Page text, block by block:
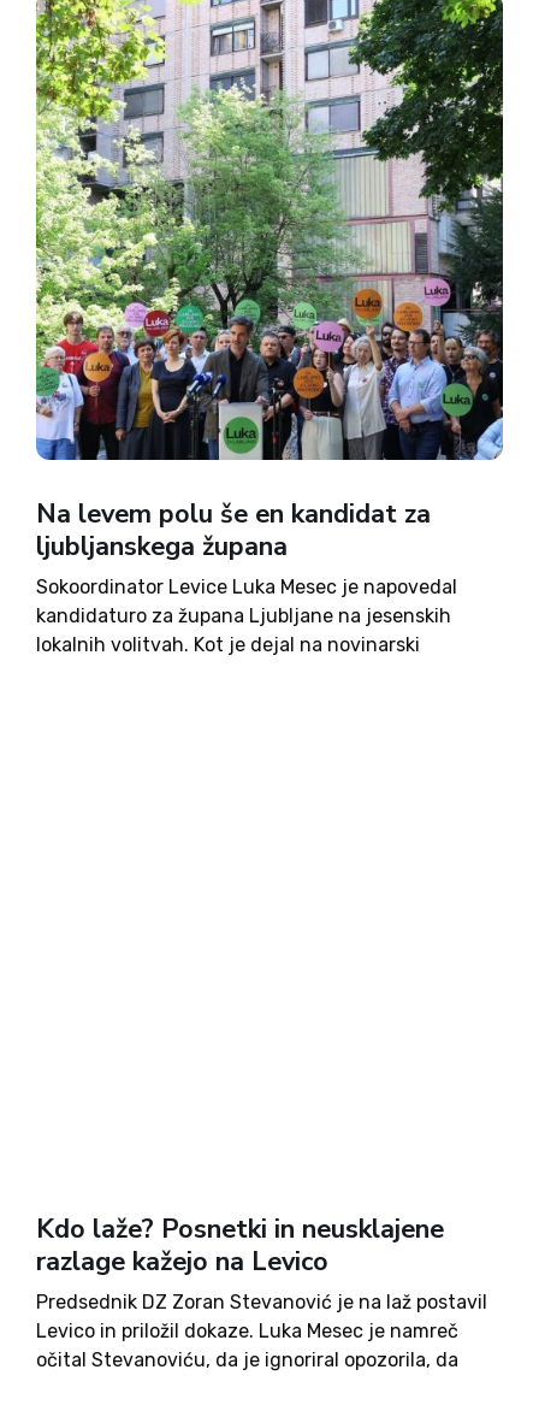
brezposelnosti, bolezni, invalidnosti, vdovstva,
starosti ali druge nezmožnosti...
Na levem polu še en kandidat za
ljubljanskega župana
Sokoordinator Levice Luka Mesec je napovedal
kandidaturo za župana Ljubljane na jesenskih
lokalnih volitvah. Kot je dejal na novinarski
Kdo laže? Posnetki in neusklajene
razlage kažejo na Levico
Predsednik DZ Zoran Stevanović je na laž postavil
Levico in priložil dokaze. Luka Mesec je namreč
očital Stevanoviću, da je ignoriral opozorila, da